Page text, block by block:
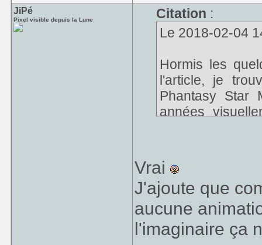
JiPé
Pixel visible depuis la Lune Citation :
Le 2018-02-04
Hormis les
l'article, je
Phantasy Star
années
Vrai
J'ajoute que
aucune
l'imaginaire ça